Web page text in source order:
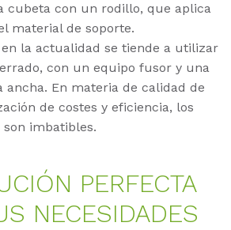
cubeta con un rodillo, que aplica
material de soporte.
la actualidad se tiende a utilizar
con un equipo fusor y una
En materia de calidad de
de costes y eficiencia, los
imbatibles.
PER­FEC­TA
NE­CE­SI­DA­DES